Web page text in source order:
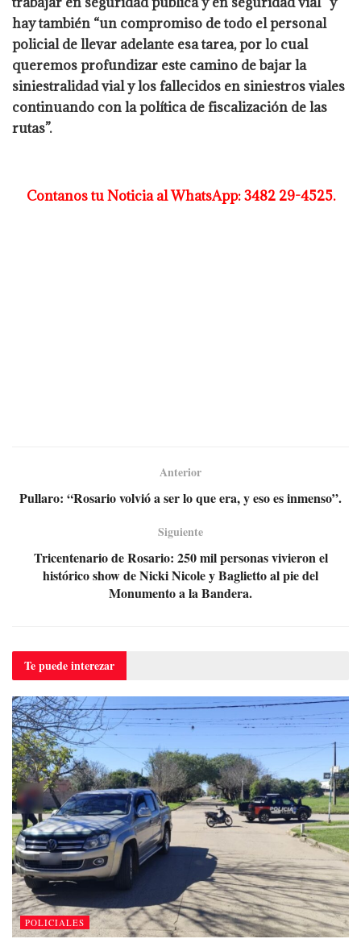
hay también “un compromiso de todo el personal
policial de llevar adelante esa tarea, por lo cual
queremos profundizar este camino de bajar la
siniestralidad vial y los fallecidos en siniestros viales
continuando con la política de fiscalización de las
rutas”.
Contanos tu Noticia al WhatsApp: 3482 29-4525.
Anterior
Pullaro: “Rosario volvió a ser lo que era, y eso es inmenso”.
Siguiente
Tricentenario de Rosario: 250 mil personas vivieron el
histórico show de Nicki Nicole y Baglietto al pie del
Monumento a la Bandera.
Te puedeinterezar
POLICIALES